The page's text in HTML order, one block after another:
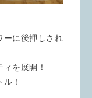
ーに後押しされ
を展開！
！